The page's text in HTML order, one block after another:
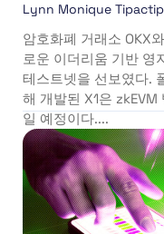
Lynn Monique
암호화폐 거래소 OKX
로운 이더리움 기반 영
테스트넷을 선보였다.
해 개발된 X1은
일 예정이다....